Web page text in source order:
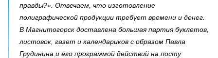
правды?». Отвечаем, что изготовление
полиграфической продукции требует времени и денег.
В Магнитогорск доставлена большая партия буклетов,
листовок, газет и календариков с образом Павла
Грудинина и его программой действий на посту